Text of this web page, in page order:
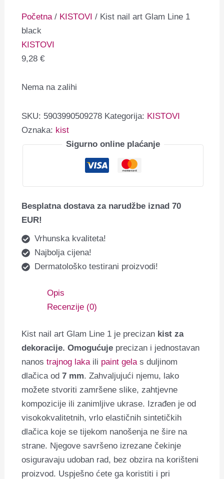
Početna / KISTOVI / Kist nail art Glam Line 1
black
KISTOVI
9,28€
Nema na zalihi
SKU: 5903990509278 Kategorija: KISTOVI
Oznaka: kist
Sigurno online plaćanje
Besplatna dostava za narudžbe iznad 70
EUR!
Vrhunska kvaliteta!
Najbolja cijena!
Dermatološko testirani proizvodi!
Opis
Recenzije (0)
Kist nail art Glam Line 1 je precizan kist za
dekoracije. Omogućuje precizan i jednostavan
nanostrajnog laka ili paint gela s duljinom
dlačica od7 mm. Zahvaljujući njemu, lako
možete stvoriti zamršene slike, zahtjevne
kompozicije ili zanimljive ukrase. Izrađen je od
visokokvalitetnih, vrlo elastičnih sintetičkih
dlačica koje se tijekom nanošenja ne šire na
strane. Njegove savršeno izrezane čekinje
osiguravaju udoban rad, bez obzira na korišteni
proizvod. Uspješno ćete ga koristiti i pri